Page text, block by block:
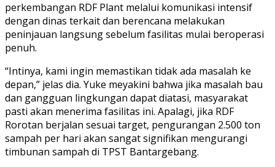
perkembangan RDF Plant melalui komunikasi intensif
dengan dinas terkait dan berencana melakukan
peninjauan langsung sebelum fasilitas mulai beroperasi
penuh.
“Intinya, kami ingin memastikan tidak ada masalah ke
depan,” jelas dia. Yuke meyakini bahwa jika masalah bau
dan gangguan lingkungan dapat diatasi, masyarakat
pasti akan menerima fasilitas ini. Apalagi, jika RDF
Rorotan berjalan sesuai target, pengurangan 2.500 ton
sampah per hari akan sangat signifikan mengurangi
timbunan sampah di TPST Bantargebang.